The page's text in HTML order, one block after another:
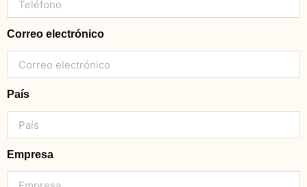
Correo electrónico
País
Empresa